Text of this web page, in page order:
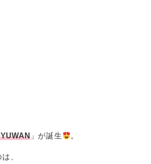
」が誕生 。
、